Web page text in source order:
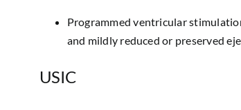
Programmed ventricular
and mildly reduced or preserved
USIC